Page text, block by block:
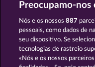
Preocupamo-nos
Nós e os nossos887
pessoais, como dados de
seu dispositivo. Se
tecnologias de rastreio
«Nós e os nossos